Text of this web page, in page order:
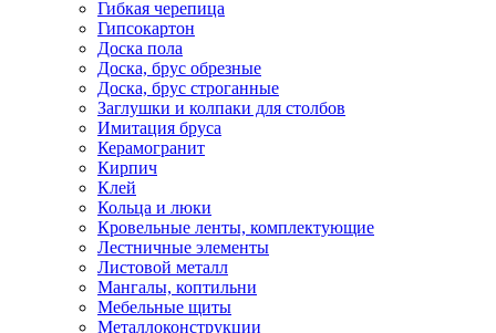
Гибкая черепица
Гипсокартон
Доска пола
Доска, брус обрезные
Доска, брус строганные
Заглушки и колпаки для столбов
Имитация бруса
Керамогранит
Кирпич
Клей
Кольца и люки
Кровельные ленты, комплектующие
Лестничные элементы
Листовой металл
Мангалы, коптильни
Мебельные щиты
Металлоконструкции